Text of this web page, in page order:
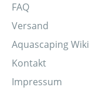
FAQ
Versand
Aquascaping Wiki
Kontakt
Impressum